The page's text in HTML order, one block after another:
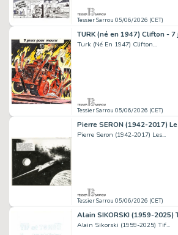
Tessier Sarrou 05/06/2026 (CET)
Turk (Né En 1947) Clifton...
Tessier Sarrou 05/06/2026 (CET)
Pierre Seron (1942-2017) Les...
Tessier Sarrou 05/06/2026 (CET)
Alain Sikorski (1959-2025) Tif...